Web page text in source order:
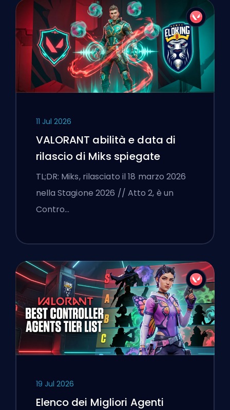
11 Jul 2026
VALORANT abilità e data di
rilascio di Miks spiegate
TL;DR: Miks, rilasciato il 18 marzo 2026
nella Stagione 2026 // Atto 2, è un
Contro…
19 Jul 2026
Elenco dei Migliori Agenti